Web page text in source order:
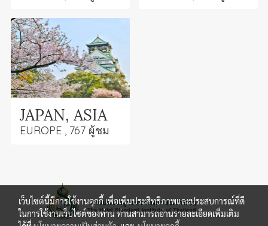
JAPAN, ASIA
EUROPE , 767 ผู้ชม
เว็บไซต์นี้มีการใช้งานคุกกี้ เพื่อเพิ่มประสิทธิภาพและประสบการณ์ที่ดี
ในการใช้งานเว็บไซต์ของท่าน ท่านสามารถอ่านรายละเอียดเพิ่มเติม